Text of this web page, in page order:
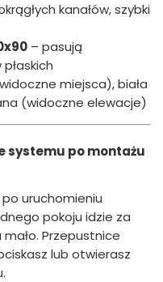
kanałów, szybki
– pasują
miejsca), biała
(widoczne elewacje)
systemu po montażu
uruchomieniu
pokoju idzie za
Przepustnice
lub otwierasz